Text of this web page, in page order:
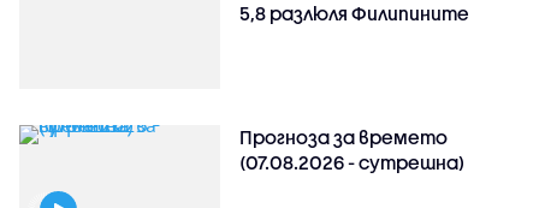
5,8 разлюля Филипините
Прогноза за времето
(07.08.2026 - сутрешна)